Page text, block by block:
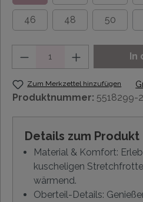
46 48 50
In
Zum Merkzettel hinzufügen
Produktnummer: 5518299-
Details zum Produkt
Material & Komfort:
kuscheligen
wärmend.
Oberteil-Details: